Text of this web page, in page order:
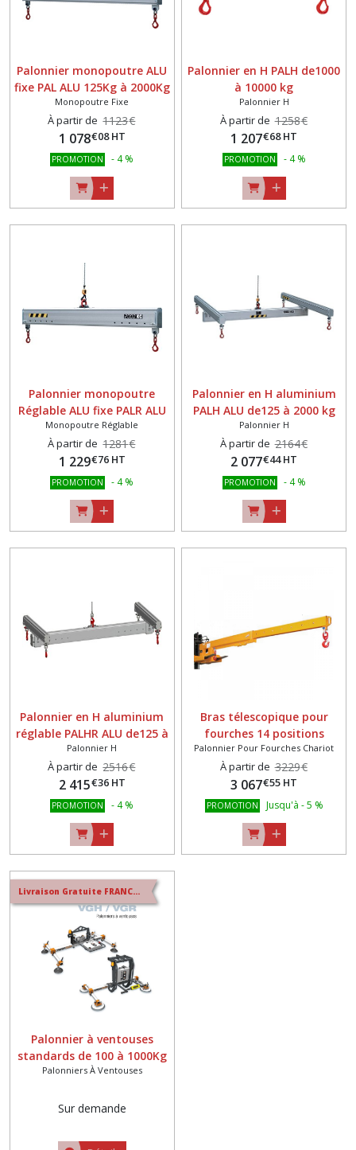
Palonnier monopoutre ALU
fixe PAL ALU 125Kg à 2000Kg
Monopoutre Fixe
À partir de 1123€
1 078€08 HT
PROMOTION - 4 %
Palonnier en H PALH de1000
à 10000 kg
Palonnier H
À partir de 1258€
1 207€68 HT
PROMOTION - 4 %
Palonnier monopoutre
Réglable ALU fixe PALR ALU
125Kg à 2000Kg
Monopoutre Réglable
À partir de 1281€
1 229€76 HT
PROMOTION - 4 %
Palonnier en H aluminium
PALH ALU de125 à 2000 kg
Palonnier H
À partir de 2164€
2 077€44 HT
PROMOTION - 4 %
Palonnier en H aluminium
réglable PALHR ALU de125 à
2000 kg
Palonnier H
À partir de 2516€
2 415€36 HT
PROMOTION - 4 %
Bras télescopique pour
fourches 14 positions
Palonnier Pour Fourches Chariot
À partir de 3229€
3 067€55 HT
PROMOTION Jusqu'à - 5 %
Livraison Gratuite FRANCE METROPOLITAINE
Palonnier à ventouses
standards de 100 à 1000Kg
Palonniers À Ventouses
Sur demande